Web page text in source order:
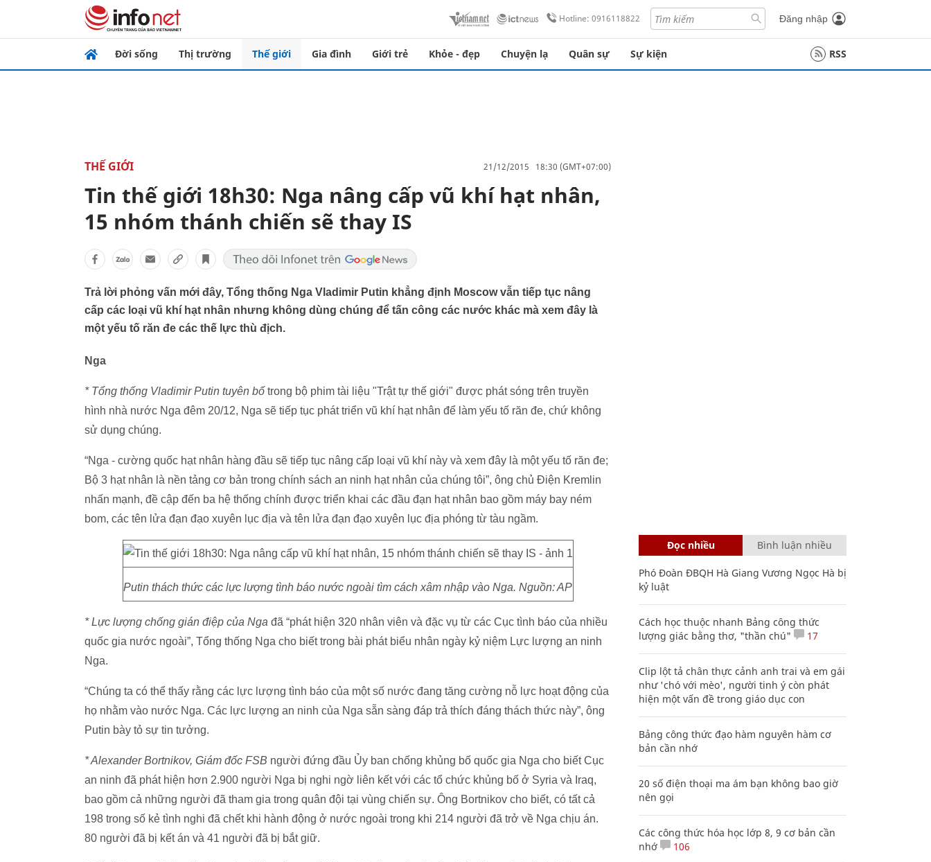
Hotline: 0916118822 Đăng nhập
Đời sống Thị trường Thế giới Gia đình Giới trẻ Khỏe - đẹp Chuyện lạ Quân sự Sự kiện RSS
THẾ GIỚI 21/12/2015 18:30 (GMT+07:00)
Tin thế giới 18h30: Nga nâng cấp vũ khí hạt nhân,
15 nhóm thánh chiến sẽ thay IS
Trả lời phỏng vấn mới đây, Tổng thống Nga Vladimir Putin khẳng định Moscow vẫn tiếp tục nâng
cấp các loại vũ khí hạt nhân nhưng không dùng chúng để tấn công các nước khác mà xem đây là
một yếu tố răn đe các thế lực thù địch.
Nga
* Tổng thống Vladimir Putin tuyên bố trong bộ phim tài liệu "Trật tự thế giới" được phát sóng trên truyền
hình nhà nước Nga đêm 20/12, Nga sẽ tiếp tục phát triển vũ khí hạt nhân để làm yếu tố răn đe, chứ không
sử dụng chúng.
“Nga - cường quốc hạt nhân hàng đầu sẽ tiếp tục nâng cấp loại vũ khí này và xem đây là một yếu tố răn đe;
Bộ 3 hạt nhân là nền tảng cơ bản trong chính sách an ninh hạt nhân của chúng tôi”, ông chủ Điện Kremlin
nhấn mạnh, đề cập đến ba hệ thống chính được triển khai các đầu đạn hạt nhân bao gồm máy bay ném
bom, các tên lửa đạn đạo xuyên lục địa và tên lửa đạn đạo xuyên lục địa phóng từ tàu ngầm.
Putin thách thức các lực lượng tình báo nước ngoài tìm cách xâm nhập vào Nga. Nguồn: AP
* Lực lượng chống gián điệp của Nga đã “phát hiện 320 nhân viên và đặc vụ từ các Cục tình báo của nhiều
quốc gia nước ngoài”, Tổng thống Nga cho biết trong bài phát biểu nhân ngày kỷ niệm Lực lượng an ninh
Nga.
“Chúng ta có thể thấy rằng các lực lượng tình báo của một số nước đang tăng cường nỗ lực hoạt động của
họ nhằm vào nước Nga. Các lực lượng an ninh của Nga sẵn sàng đáp trả thích đáng thách thức này”, ông
Putin bày tỏ sự tin tưởng.
* Alexander Bortnikov, Giám đốc FSB người đứng đầu Ủy ban chống khủng bố quốc gia Nga cho biết Cục
an ninh đã phát hiện hơn 2.900 người Nga bị nghi ngờ liên kết với các tổ chức khủng bố ở Syria và Iraq,
bao gồm cả những người đã tham gia trong quân đội tại vùng chiến sự. Ông Bortnikov cho biết, có tất cả
198 trong số kẻ tình nghi đã chết khi hành động ở nước ngoài trong khi 214 người đã trở về Nga chịu án.
80 người đã bị kết án và 41 người đã bị bắt giữ.
Đọc nhiều Bình luận nhiều
Phó Đoàn ĐBQH Hà Giang Vương Ngọc Hà bị
kỷ luật
Cách học thuộc nhanh Bảng công thức
lượng giác bằng thơ, "thần chú"
17
Clip lột tả chân thực cảnh anh trai và em gái
như 'chó với mèo', người tinh ý còn phát
hiện một vấn đề trong giáo dục con
Bảng công thức đạo hàm nguyên hàm cơ
bản cần nhớ
20 số điện thoại ma ám bạn không bao giờ
nên gọi
Các công thức hóa học lớp 8, 9 cơ bản cần
nhớ
106